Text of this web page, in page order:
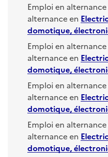
Emploi en
alternance en
domotique,
Emploi en
alternance en
domotique,
Emploi en
alternance en
domotique,
Emploi en
alternance en
domotique,